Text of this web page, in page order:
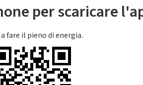
per scaricare
fare il pieno di energia.